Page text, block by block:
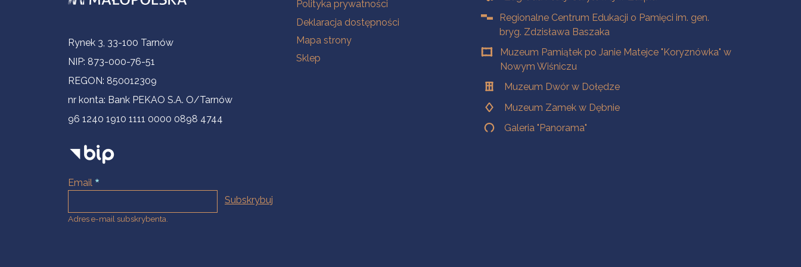
Informacje kontaktowe
Rynek 3, 33-100 Tarnów
NIP: 873-000-76-51
REGON: 850012309
nr konta: Bank PEKAO S.A. O/Tarnów
96 1240 1910 1111 0000 0898 4744
Email
Adres e-mail subskrybenta.
Polityka prywatności
Deklaracja dostępności
Mapa strony
Sklep
Regionalne Centrum Edukacji o Pamięci im. gen.
bryg. Zdzisława Baszaka
Muzeum Pamiątek po Janie Matejce "Koryznówka" w
Nowym Wiśniczu
Muzeum Dwór w Dołędze
Muzeum Zamek w Dębnie
Galeria "Panorama"